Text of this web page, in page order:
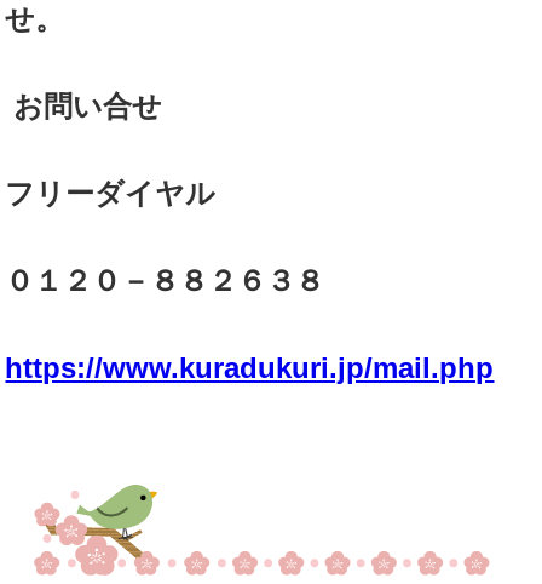
せ。
お問い合せ
フリーダイヤル
０１２０－８８２６３８
https://www.kuradukuri.jp/mail.php